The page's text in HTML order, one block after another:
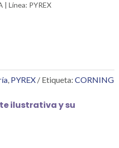
| Línea: PYREX
, PYREX Etiqueta:CORNING
ilustrativa y su